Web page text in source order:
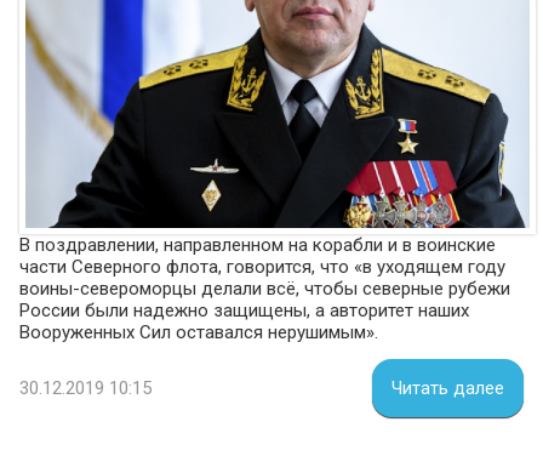
В поздравлении, направленном на корабли и в воинские
части Северного флота, говорится, что «в уходящем году
воины-североморцы делали всё, чтобы северные рубежи
России были надежно защищены, а авторитет наших
Вооруженных Сил оставался нерушимым».
30.12.2019 10:15 Читать далее